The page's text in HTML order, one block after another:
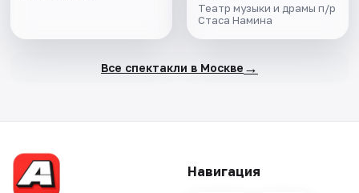
Театр музыки и драмы п/р
Стаса Намина
Все спектакли в Москве →
Навигация